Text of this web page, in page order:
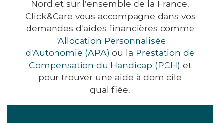
Nord et sur l'ensemble de la France,
Click&Care vous accompagne dans vos
demandes d'aides financières comme
l'Allocation Personnalisée
d'Autonomie (APA) ou la Prestation de
Compensation du Handicap (PCH) et
pour trouver une aide à domicile
qualifiée.